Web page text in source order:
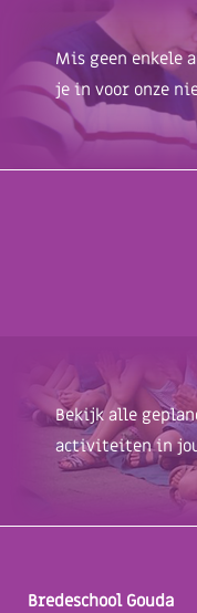
Mis geen
je in voor onze
Bekijk alle
activiteiten in
Bredeschool Gouda